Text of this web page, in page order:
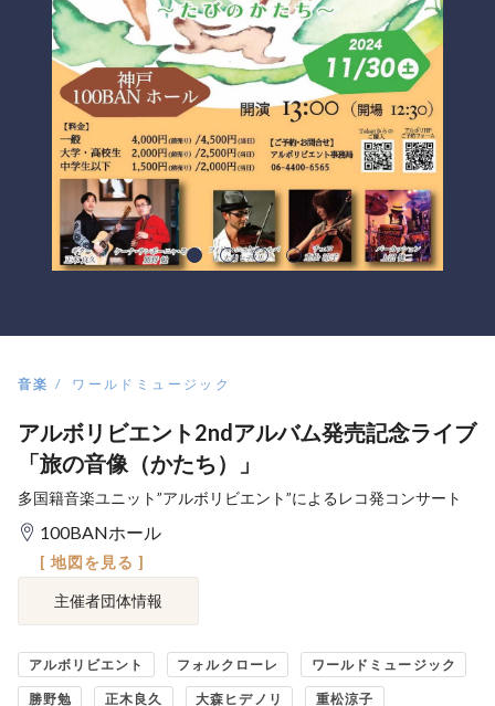
音楽 ワールドミュージック
アルボリビエント2ndアルバム発売記念ライブ
「旅の音像（かたち）」
多国籍音楽ユニット”アルボリビエント”によるレコ発コンサート
100BANホール
[ 地図を見る ]
主催者団体情報
アルボリビエント フォルクローレ ワールドミュージック
勝野勉 正木良久 大森ヒデノリ 重松涼子